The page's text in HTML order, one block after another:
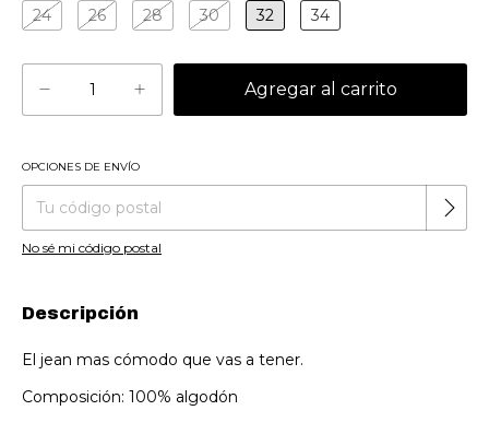
24 26 28 30 32 34
Entregas para el CP:
OPCIONES DE ENVÍO
No sé mi código postal
Descripción
El jean mas cómodo que vas a tener.
Composición: 100% algodón